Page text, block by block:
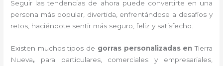
Seguir las tendencias de ahora puede convertirte en una
persona más popular, divertida, enfrentándose a desafíos y
retos, haciéndote sentir más seguro, feliz y satisfecho.
Existen muchos tipos de gorras personalizadas enTierra
Nueva, para particulares, comerciales y empresariales,